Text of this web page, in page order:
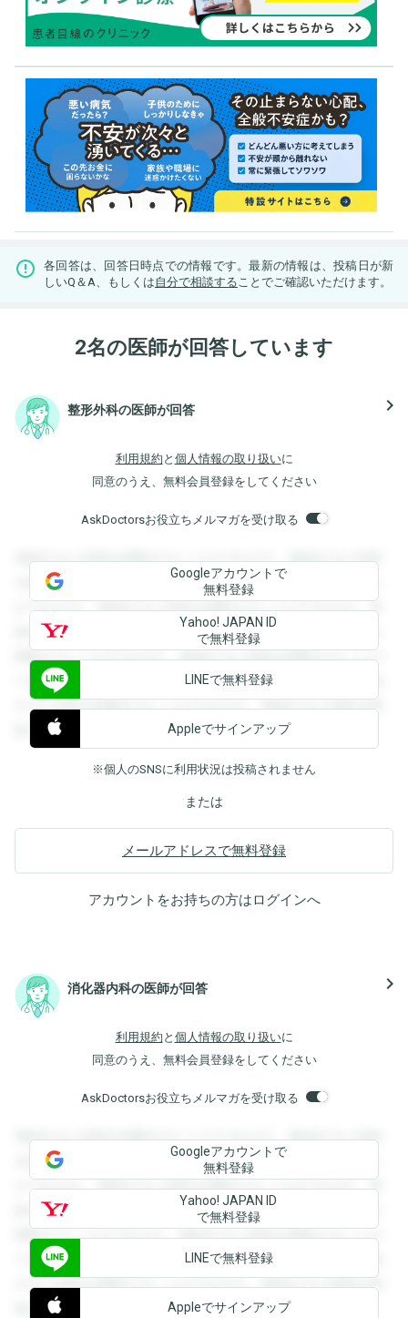
各回答は、回答日時点での情報です。最新の情報は、投稿日が新
しいQ＆A、もしくは自分で相談する ことでご確認いただけます。
2名の医師が回答しています
整形外科の医師が回答 navigate_next
利用規約 と 個人情報の取り扱いに
同意のうえ、無料会員登録をしてください
AskDoctorsお役立ちメルマガを受け取る
登録すると回答を閲覧することができます。登録すると回答
を閲覧することができます。登録すると回答を閲覧すること
ができます。登録すると回答を閲覧することができます。登
録すると回答を閲覧することができます。登録すると回答を
閲覧することができます。登録すると回答を閲覧することが
できます。登録すると回答を閲覧することができます。登録
すると回答を閲覧することができます。登録すると回答を閲
覧することができます。
Googleアカウントで
無料登録
Yahoo! JAPAN ID
で無料登録
LINEで無料登録
Appleでサインアップ
※個人のSNSに利用状況は投稿されません
または
メールアドレスで無料登録
アカウントをお持ちの方はログインへ
消化器内科の医師が回答 navigate_next
利用規約 と 個人情報の取り扱いに
同意のうえ、無料会員登録をしてください
AskDoctorsお役立ちメルマガを受け取る
登録すると回答を閲覧することができます。登録すると回答
を閲覧することができます。登録すると回答を閲覧すること
ができます。登録すると回答を閲覧することができます。登
録すると回答を閲覧することができます。登録すると回答を
閲覧することができます。登録すると回答を閲覧することが
できます。登録すると回答を閲覧することができます。登録
すると回答を閲覧することができます。登録すると回答を閲
覧することができます。
Googleアカウントで
無料登録
Yahoo! JAPAN ID
で無料登録
LINEで無料登録
Appleでサインアップ